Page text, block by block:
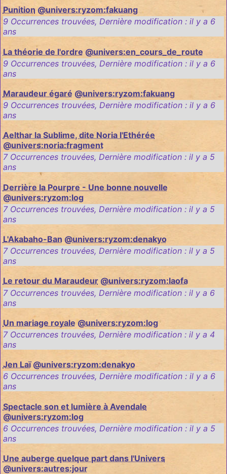
Punition @univers:ryzom:fakuang
9 Occurrences trouvées, Dernière modification : il y a 6
ans
La théorie de l'ordre @univers:en_cours_de_route
9 Occurrences trouvées, Dernière modification : il y a 6
ans
Maraudeur égaré @univers:ryzom:fakuang
9 Occurrences trouvées, Dernière modification : il y a 6
ans
Aelthar la Sublime, dite Noria l'Ethérée
@univers:noria:fragment
7 Occurrences trouvées, Dernière modification : il y a 5
ans
Derrière la Pourpre - Une bonne nouvelle
@univers:ryzom:log
7 Occurrences trouvées, Dernière modification : il y a 5
ans
L'Akabaho-Ban @univers:ryzom:denakyo
7 Occurrences trouvées, Dernière modification : il y a 5
ans
Le retour du Maraudeur @univers:ryzom:laofa
7 Occurrences trouvées, Dernière modification : il y a 6
ans
Un mariage royale @univers:ryzom:log
7 Occurrences trouvées, Dernière modification : il y a 4
ans
Jen Laï @univers:ryzom:denakyo
6 Occurrences trouvées, Dernière modification : il y a 6
ans
Spectacle son et lumière à Avendale
@univers:ryzom:log
6 Occurrences trouvées, Dernière modification : il y a 5
ans
Une auberge quelque part dans l'Univers
@univers:autres:jour